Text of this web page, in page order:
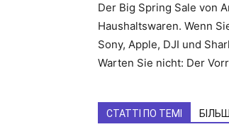
Der Big Spring Sale von
Haushaltswaren. Wenn
Sony, Apple, DJI und
Warten Sie nicht: Der
СТАТТІ ПО ТЕМІ